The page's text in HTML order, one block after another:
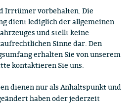
Irrtümer vorbehalten. Die
dient lediglich der allgemeinen
und stellt keine
Sinne dar. Den
erhalten Sie von unserem
kontaktieren Sie uns.
dienen nur als Anhaltspunkt und
haben oder jederzeit